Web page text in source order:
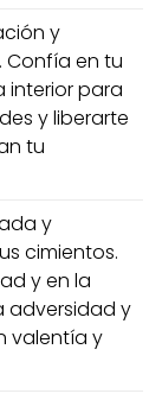
y
Confía en tu
interior para
y liberarte
tu
y
cimientos.
y en la
adversidad y
valentía y